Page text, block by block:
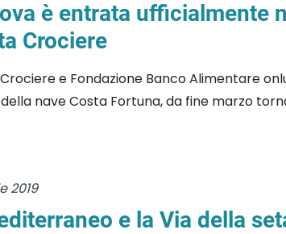
è entrata ufficialmente
Crociere
e Fondazione Banco Alimentare
nave Costa Fortuna, da fine marzo
2019
e la Via della